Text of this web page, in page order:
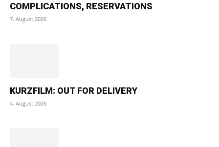
COMPLICATIONS, RESERVATIONS
7. August 2026
KURZFILM: OUT FOR DELIVERY
4. August 2026